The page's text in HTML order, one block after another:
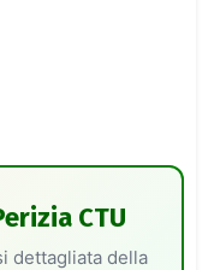
CTU
dettagliata della